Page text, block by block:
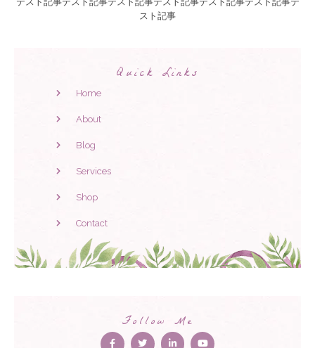
スト記事
Quick Links
Home
About
Blog
Services
Shop
Contact
Follow Me